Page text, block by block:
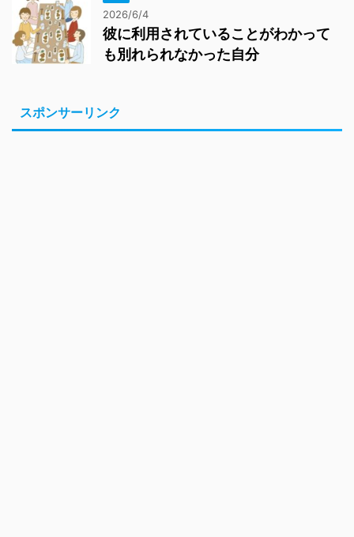
2026/6/4
彼に利用されていることがわかって
も別れられなかった自分
スポンサーリンク